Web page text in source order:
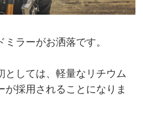
ラーがお洒落です。
としては、軽量なリチウム
が採用されることになりま